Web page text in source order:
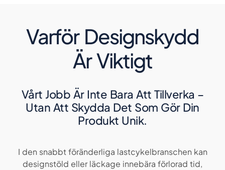
Varför Designskydd
Är Viktigt
Vårt Jobb Är Inte Bara Att Tillverka –
Utan Att Skydda Det Som Gör Din
Produkt Unik.
I den snabbt föränderliga lastcykelbranschen kan
designstöld eller läckage innebära förlorad tid,